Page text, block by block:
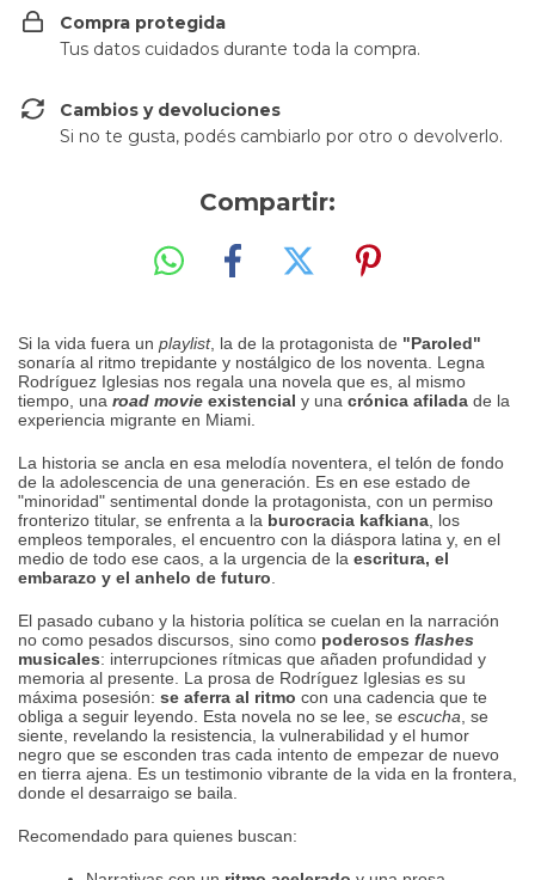
Compra protegida
Tus datos cuidados durante toda la compra.
Cambios y devoluciones
Si no te gusta, podés cambiarlo por otro o devolverlo.
Compartir:
Si la vida fuera un playlist, la de la protagonista de "Paroled"
sonaría al ritmo trepidante y nostálgico de los noventa. Legna
Rodríguez Iglesias nos regala una novela que es, al mismo
tiempo, una road movie existencial y una crónica afilada de la
experiencia migrante en Miami.
La historia se ancla en esa melodía noventera, el telón de fondo
de la adolescencia de una generación. Es en ese estado de
"minoridad" sentimental donde la protagonista, con un permiso
fronterizo titular, se enfrenta a la burocracia kafkiana , los
empleos temporales, el encuentro con la diáspora latina y, en el
medio de todo ese caos, a la urgencia de la escritura, el
embarazo y el anhelo de futuro
El pasado cubano y la historia política se cuelan en la narración
no como pesados discursos, sino como poderosos flashes
musicales: interrupciones rítmicas que añaden profundidad y
memoria al presente. La prosa de Rodríguez Iglesias es su
máxima posesión: se aferra al ritmo con una cadencia que te
obliga a seguir leyendo. Esta novela no se lee, se escucha , se
siente, revelando la resistencia, la vulnerabilidad y el humor
negro que se esconden tras cada intento de empezar de nuevo
en tierra ajena. Es un testimonio vibrante de la vida en la frontera,
donde el desarraigo se baila.
Recomendado para quienes buscan: